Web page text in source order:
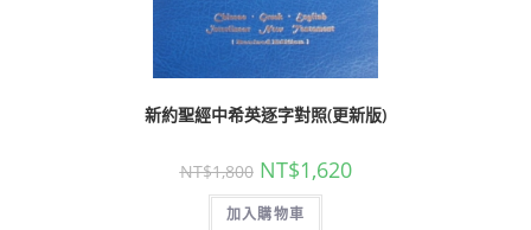
新約聖經中希英逐字對照(更新版)
NT$1,800 NT$1,620
加入購物車